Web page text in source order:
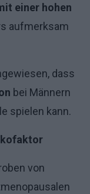
einer hohen
aufmerksam
dass
bei Männern
spielen kann.
von